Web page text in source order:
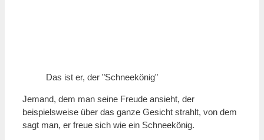
Das ist er, der "Schneekönig"
Jemand, dem man seine Freude ansieht, der
beispielsweise über das ganze Gesicht strahlt, von dem
sagt man, er freue sich wie ein Schneekönig.